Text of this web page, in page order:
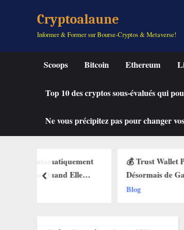
Cryptoalaune
Informer & Former sur Bourse-Cryptos & Metaverse!
Scoops Bitcoin Ethereum
Top 10 des cryptos sous-évalués qui
Ne vous précipitez pas pour changer
💰 Trust Wallet Permet
Désormais de Gagner de
l’Argent Sans Trader ? Les
prev